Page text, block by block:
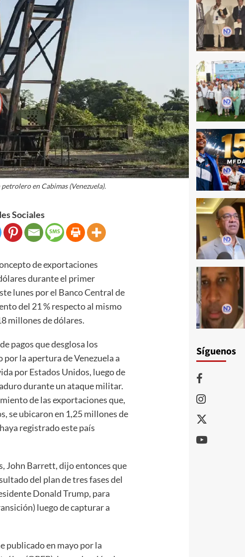
en Cabimas (Venezuela).
Sociales
de exportaciones
durante el primer
lunes por el Banco Central de
del 21 % respecto al mismo
millones de dólares.
pagos que desglosa los
la apertura de Venezuela a
por Estados Unidos, luego de
durante un ataque militar.
de las exportaciones que,
se ubicaron en 1,25 millones de
registrado este país
John Barrett, dijo entonces que
del plan de tres fases del
Donald Trump, para
luego de capturar a
publicado en mayo por la
Síguenos